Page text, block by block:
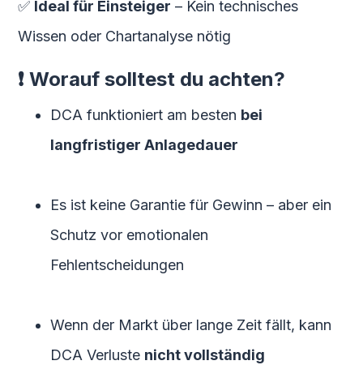
✅ Ideal für Einsteiger – Kein technisches
Wissen oder Chartanalyse nötig
❗ Worauf solltest du achten?
DCA funktioniert am besten bei
langfristiger Anlagedauer
Es ist keine Garantie für Gewinn – aber ein
Schutz vor emotionalen
Fehlentscheidungen
Wenn der Markt über lange Zeit fällt, kann
DCA Verluste nicht vollständig